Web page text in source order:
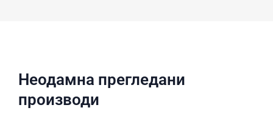
Неодамна прегледани
производи